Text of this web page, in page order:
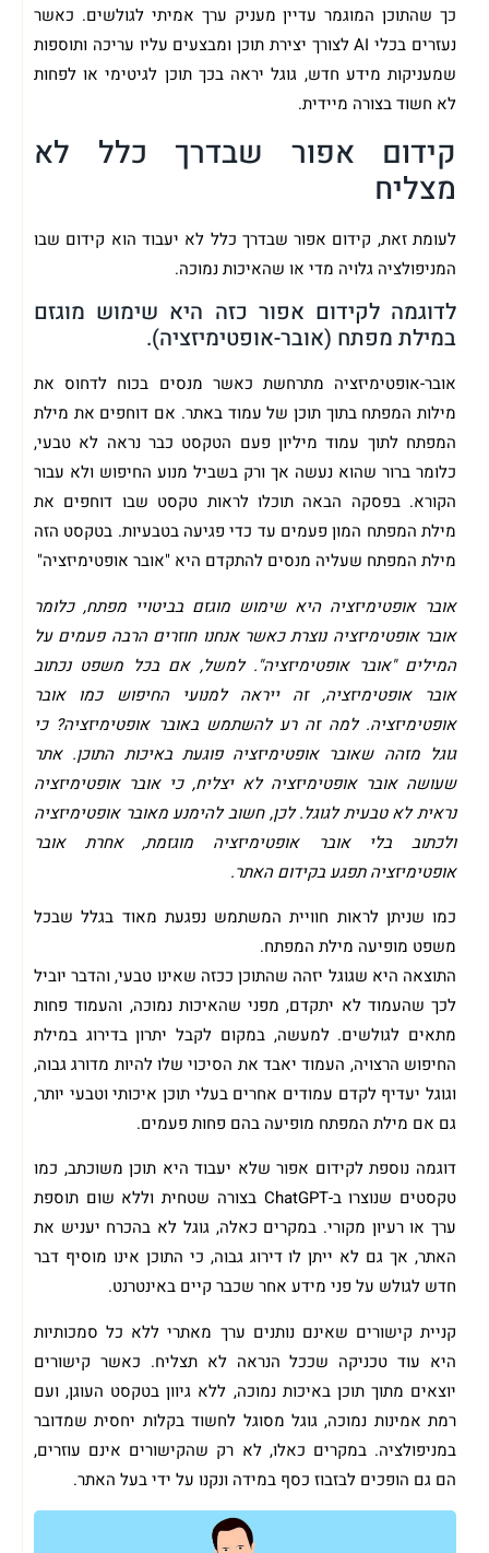
כך שהתוכן המוגמר עדיין מעניק ערך אמיתי לגולשים. כאשר
נעזרים בכלי AI לצורך יצירת תוכן ומבצעים עליו עריכה ותוספות
שמעניקות מידע חדש, גוגל יראה בכך תוכן לגיטימי או לפחות
לא חשוד בצורה מיידית.
קידום אפור שבדרך כלל לא
מצליח
לעומת זאת, קידום אפור שבדרך כלל לא יעבוד הוא קידום שבו
המניפולציה גלויה מדי או שהאיכות נמוכה.
לדוגמה לקידום אפור כזה היא שימוש מוגזם
במילת מפתח (אובר-אופטימיזציה).
אובר-אופטימיזציה מתרחשת כאשר מנסים בכוח לדחוס את
מילות המפתח בתוך תוכן של עמוד באתר. אם דוחפים את מילת
המפתח לתוך עמוד מיליון פעם הטקסט כבר נראה לא טבעי,
כלומר ברור שהוא נעשה אך ורק בשביל מנוע החיפוש ולא עבור
הקורא. בפסקה הבאה תוכלו לראות טקסט שבו דוחפים את
מילת המפתח המון פעמים עד כדי פגיעה בטבעיות. בטקסט הזה
מילת המפתח שעליה מנסים להתקדם היא "אובר אופטימיזציה"
אובר אופטימיזציה היא שימוש מוגזם בביטויי מפתח, כלומר
אובר אופטימיזציה נוצרת כאשר אנחנו חוזרים הרבה פעמים על
המילים "אובר אופטימיזציה". למשל, אם בכל משפט נכתוב
אובר אופטימיזציה, זה ייראה למנועי החיפוש כמו אובר
אופטימיזציה. למה זה רע להשתמש באובר אופטימיזציה? כי
גוגל מזהה שאובר אופטימיזציה פוגעת באיכות התוכן. אתר
שעושה אובר אופטימיזציה לא יצליח, כי אובר אופטימיזציה
נראית לא טבעית לגוגל. לכן, חשוב להימנע מאובר אופטימיזציה
ולכתוב בלי אובר אופטימיזציה מוגזמת, אחרת אובר
אופטימיזציה תפגע בקידום האתר.
כמו שניתן לראות חוויית המשתמש נפגעת מאוד בגלל שבכל
משפט מופיעה מילת המפתח.
התוצאה היא שגוגל יזהה שהתוכן ככזה שאינו טבעי, והדבר יוביל
לכך שהעמוד לא יתקדם, מפני שהאיכות נמוכה, והעמוד פחות
מתאים לגולשים. למעשה, במקום לקבל יתרון בדירוג במילת
החיפוש הרצויה, העמוד יאבד את הסיכוי שלו להיות מדורג גבוה,
וגוגל יעדיף לקדם עמודים אחרים בעלי תוכן איכותי וטבעי יותר,
גם אם מילת המפתח מופיעה בהם פחות פעמים.
דוגמה נוספת לקידום אפור שלא יעבוד היא תוכן משוכתב, כמו
טקסטים שנוצרו ב-ChatGPT בצורה שטחית וללא שום תוספת
ערך או רעיון מקורי. במקרים כאלה, גוגל לא בהכרח יעניש את
האתר, אך גם לא ייתן לו דירוג גבוה, כי התוכן אינו מוסיף דבר
חדש לגולש על פני מידע אחר שכבר קיים באינטרנט.
קניית קישורים שאינם נותנים ערך מאתרי ללא כל סמכותיות
היא עוד טכניקה שככל הנראה לא תצליח. כאשר קישורים
יוצאים מתוך תוכן באיכות נמוכה, ללא גיוון בטקסט העוגן, ועם
רמת אמינות נמוכה, גוגל מסוגל לחשוד בקלות יחסית שמדובר
במניפולציה. במקרים כאלו, לא רק שהקישורים אינם עוזרים,
הם גם הופכים לבזבוז כסף במידה ונקנו על ידי בעל האתר.